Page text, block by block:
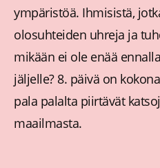
ympäristöä. Ihmisistä,
olosuhteiden uhreja ja
mikään ei ole enää
jäljelle? 8. päivä on
pala palalta piirtävät
maailmasta.